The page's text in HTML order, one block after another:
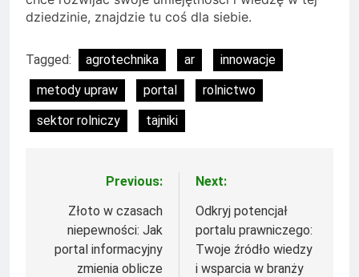
dziedzinie, znajdzie tu coś dla siebie.
Tagged: agrotechnika ar
innowacje
metody upraw
portal
rolnictwo
sektor rolniczy
tajniki
Nawigacja
wpisu
Previous:
Złoto w czasach
niepewności: Jak
portal informacyjny
zmienia oblicze
Next:
Odkryj potencjał
portalu prawniczego:
Twoje źródło wiedzy
i wsparcia w branży